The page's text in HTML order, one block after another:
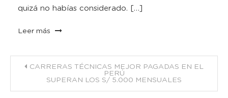
quizá no habías considerado. […]
Leer más
Navegación
de
CARRERAS TÉCNICAS MEJOR PAGADAS EN EL
PERÚ
SUPERAN LOS S/ 5.000 MENSUALES